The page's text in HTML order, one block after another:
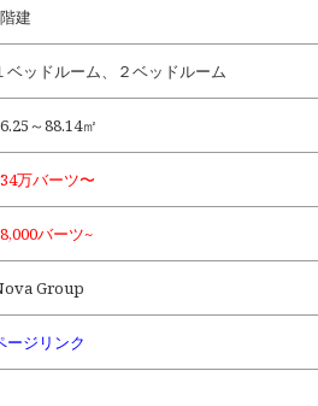
建
ベッドルーム、２ベッドルーム
～88.14㎡
万バーツ〜
バーツ~
Group
ージリンク